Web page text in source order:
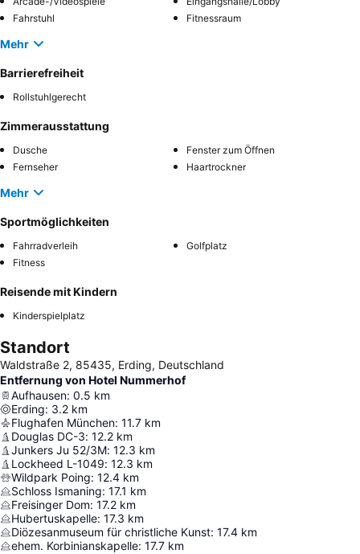
Fahrstuhl
Fitnessraum
Mehr
Barrierefreiheit
Rollstuhlgerecht
Zimmerausstattung
Dusche
Fenster zum Öffnen
Fernseher
Haartrockner
Mehr
Sportmöglichkeiten
Fahrradverleih
Golfplatz
Fitness
Reisende mit Kindern
Kinderspielplatz
Standort
Waldstraße 2, 85435, Erding, Deutschland
Entfernung von Hotel Nummerhof
Aufhausen: 0.5 km
Erding: 3.2 km
Flughafen München: 11.7 km
Douglas DC-3: 12.2 km
Junkers Ju 52/3M: 12.3 km
Lockheed L-1049: 12.3 km
Wildpark Poing: 12.4 km
Schloss Ismaning: 17.1 km
Freisinger Dom: 17.2 km
Hubertuskapelle: 17.3 km
Diözesanmuseum für christliche Kunst: 17.4 km
ehem. Korbinianskapelle: 17.7 km